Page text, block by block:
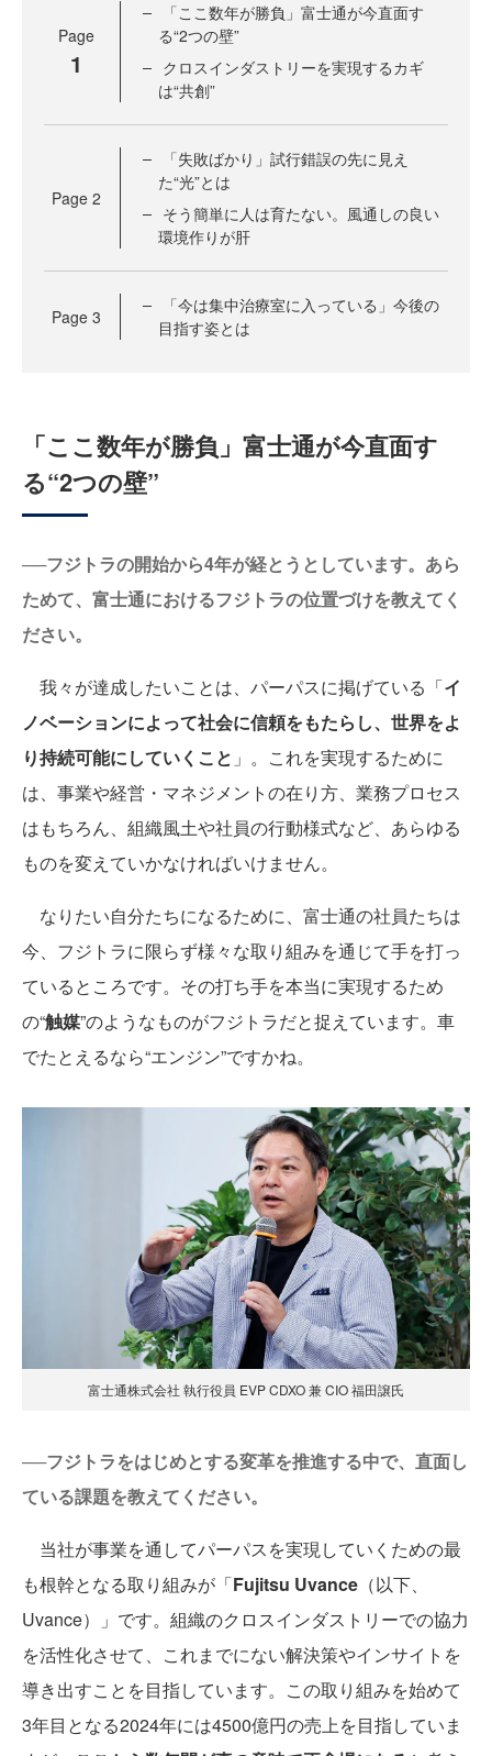
Page
1
「ここ数年が勝負」富士通が今直面す
る“2つの壁”
クロスインダストリーを実現するカギ
は“共創”
Page 2
「失敗ばかり」試行錯誤の先に見え
た“光”とは
そう簡単に人は育たない。風通しの良い
環境作りが肝
Page 3
「今は集中治療室に入っている」今後の
目指す姿とは
「ここ数年が勝負」富士通が今直面す
る“2つの壁”
──フジトラの開始から4年が経とうとしています。あら
ためて、富士通におけるフジトラの位置づけを教えてく
ださい。
我々が達成したいことは、パーパスに掲げている「イ
ノベーションによって社会に信頼をもたらし、世界をよ
り持続可能にしていくこと 」。これを実現するために
は、事業や経営・マネジメントの在り方、業務プロセス
はもちろん、組織風土や社員の行動様式など、あらゆる
ものを変えていかなければいけません。
なりたい自分たちになるために、富士通の社員たちは
今、フジトラに限らず様々な取り組みを通じて手を打っ
ているところです。その打ち手を本当に実現するため
の“触媒”のようなものがフジトラだと捉えています。車
でたとえるなら“エンジン”ですかね。
富士通株式会社 執行役員 EVP CDXO 兼 CIO 福田譲氏
──フジトラをはじめとする変革を推進する中で、直面し
ている課題を教えてください。
当社が事業を通してパーパスを実現していくための最
も根幹となる取り組みが「Fujitsu Uvance （以下、
Uvance）」です。組織のクロスインダストリーでの協力
を活性化させて、これまでにない解決策やインサイトを
導き出すことを目指しています。この取り組みを始めて
3年目となる2024年には4500億円の売上を目指していま